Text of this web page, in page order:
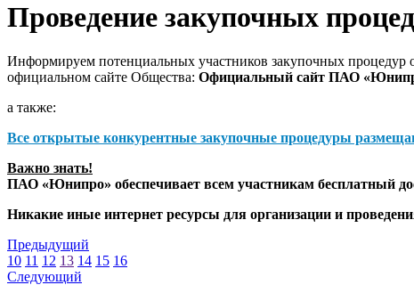
Проведение закупочных
Информируем потенциальных участников закупочных
официальном сайте Общества: Официальный сайт ПАО
а также:
Все открытые конкурентные закупочные процедуры
Важно знать!
ПАО «Юнипро» обеспечивает всем участникам бесплатный
Никакие иные интернет ресурсы для организации и
Предыдущий
10 11 12 13 14 15 16
Следующий